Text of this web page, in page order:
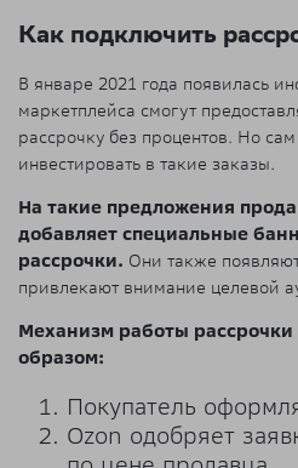
Как подключить
В январе 2021 года появилась
маркетплейса смогут
рассрочку без процентов. Но
инвестировать в такие заказы.
На такие предложения
добавляет специальные
рассрочки. Они также
привлекают внимание целевой
Механизм работы
образом:
Покупатель
Ozon одобряет